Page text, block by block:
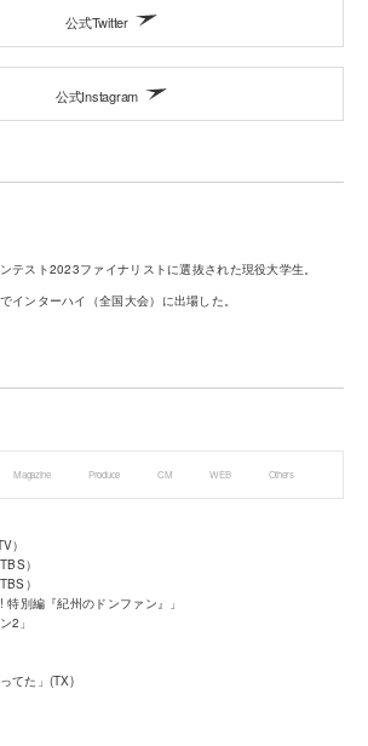
公式Twitter
公式Instagram
テスト2023ファイナリストに選抜された現役大学生。
インターハイ（全国大会）に出場した。
Magazine Produce CM WEB Others
）
）
）
特別編『紀州のドンファン』」
2」
てた」(TX)